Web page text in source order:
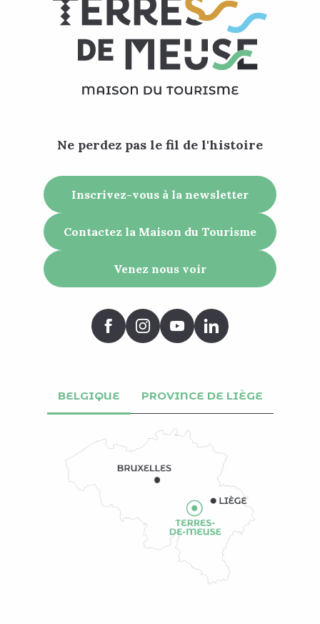
Ne perdez pas le fil de l'histoire
Inscrivez-vous à la newsletter
Contactez la Maison du Tourisme
Venez nous voir
BELGIQUE PROVINCE DE LIÈGE